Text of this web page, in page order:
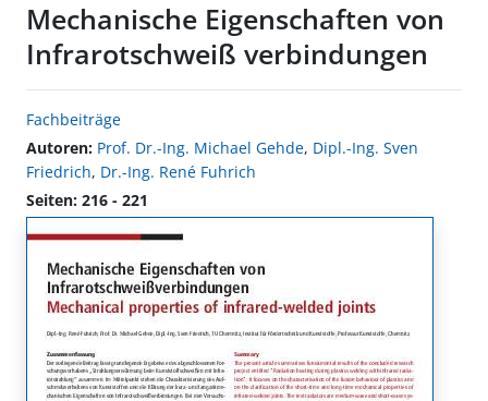
Mechanische Eigenschaften von
Infrarotschweiß verbindungen
Fachbeiträge
Autoren: Prof. Dr.-Ing. Michael Gehde, Dipl.-Ing. Sven
Friedrich, Dr.-Ing. René Fuhrich
Seiten: 216 - 221